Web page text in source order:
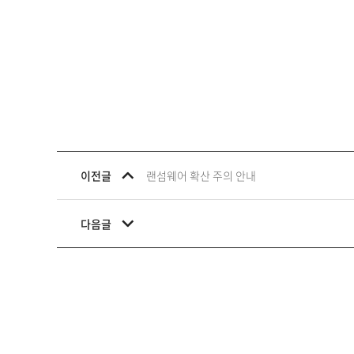
이전글 랜섬웨어 확산 주의 안내
다음글